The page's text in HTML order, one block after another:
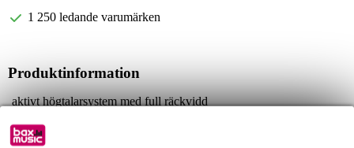
1 250 ledande varumärken
Produktinformation
aktivt högtalarsystem med full räckvidd
uppsättning med 2 högtalare: 1 aktiv högtalare och 1 passiv
högtalare